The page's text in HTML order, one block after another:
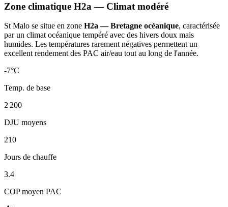
Zone climatique H2a — Climat modéré
St Malo se situe en zone H2a — Bretagne océanique, caractérisée
par un climat océanique tempéré avec des hivers doux mais
humides. Les températures rarement négatives permettent un
excellent rendement des PAC air/eau tout au long de l'année.
-7°C
Temp. de base
2 200
DJU moyens
210
Jours de chauffe
3.4
COP moyen PAC